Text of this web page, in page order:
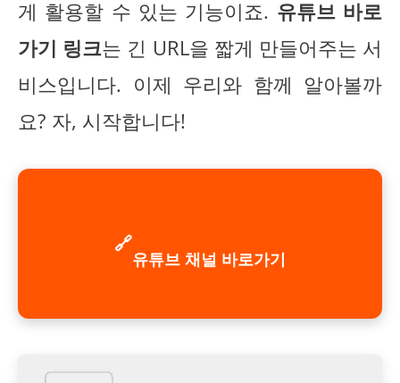
게 활용할 수 있는 기능이죠. 유튜브 바로
가기 링크는 긴 URL을 짧게 만들어주는 서
비스입니다. 이제 우리와 함께 알아볼까
요? 자, 시작합니다!
🔗
유튜브 채널 바로가기